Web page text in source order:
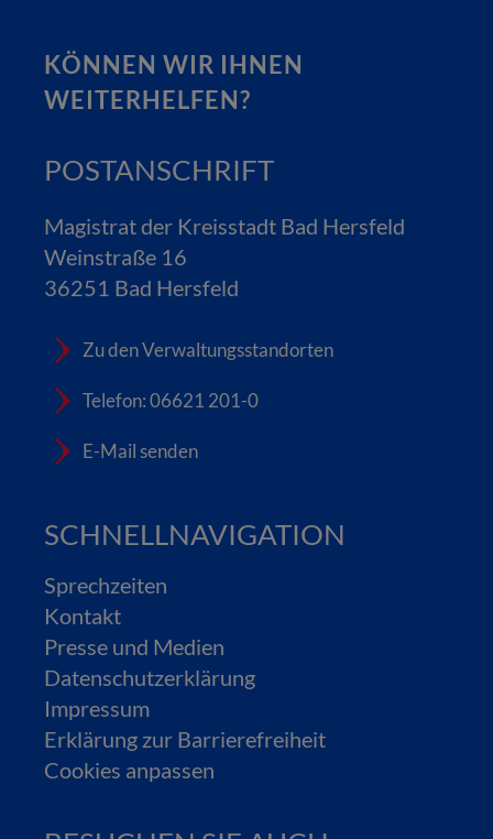
KÖNNEN WIR IHNEN
WEITERHELFEN?
POSTANSCHRIFT
Magistrat der Kreisstadt Bad Hersfeld
Weinstraße 16
36251 Bad Hersfeld
Zu den Verwaltungsstandorten
Telefon: 06621 201-0
E-Mail senden
SCHNELLNAVIGATION
Sprechzeiten
Kontakt
Presse und Medien
Datenschutzerklärung
Impressum
Erklärung zur Barrierefreiheit
Cookies anpassen